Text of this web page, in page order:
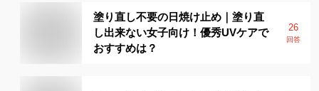
塗り直し不要の日焼け止め｜塗り直
し出来ない女子向け！優秀UVケアで
おすすめは？
26
回答